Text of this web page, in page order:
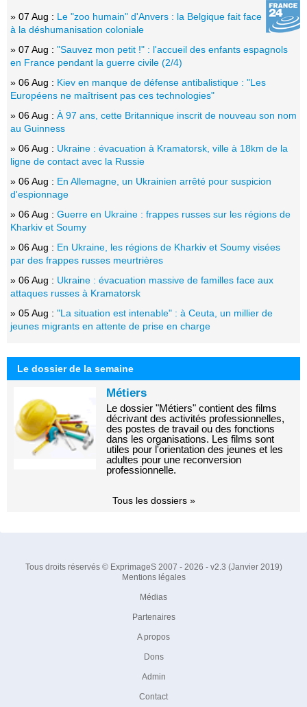
» 07 Aug : Le "zoo humain" d'Anvers : la Belgique fait face
à la déshumanisation coloniale
» 07 Aug : "Sauvez mon petit !" : l'accueil des enfants espagnols
en France pendant la guerre civile (2/4)
» 06 Aug : Kiev en manque de défense antibalistique : "Les
Européens ne maîtrisent pas ces technologies"
» 06 Aug : À 97 ans, cette Britannique inscrit de nouveau son nom
au Guinness
» 06 Aug : Ukraine : évacuation à Kramatorsk, ville à 18km de la
ligne de contact avec la Russie
» 06 Aug : En Allemagne, un Ukrainien arrêté pour suspicion
d'espionnage
» 06 Aug : Guerre en Ukraine : frappes russes sur les régions de
Kharkiv et Soumy
» 06 Aug : En Ukraine, les régions de Kharkiv et Soumy visées
par des frappes russes meurtrières
» 06 Aug : Ukraine : évacuation massive de familles face aux
attaques russes à Kramatorsk
» 05 Aug : "La situation est intenable" : à Ceuta, un millier de
jeunes migrants en attente de prise en charge
Le dossier de la semaine
Métiers
Le dossier "Métiers" contient des films
décrivant des activités professionnelles,
des postes de travail ou des fonctions
dans les organisations. Les films sont
utiles pour l'orientation des jeunes et les
adultes pour une reconversion
professionnelle.
Tous les dossiers »
Tous droits réservés © ExprimageS 2007 - 2026 - v2.3 (Janvier 2019)
Mentions légales
Médias
Partenaires
A propos
Dons
Admin
Contact